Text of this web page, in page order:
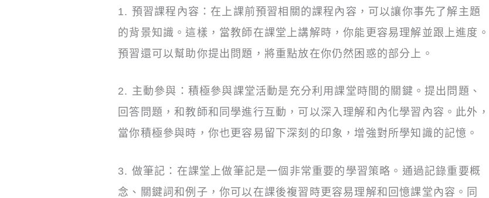
1. 預習課程內容：在上課前預習相關的課程內容，可以讓你事先了解主題
的背景知識。這樣，當教師在課堂上講解時，你能更容易理解並跟上進度。
預習還可以幫助你提出問題，將重點放在你仍然困惑的部分上。
2. 主動參與：積極參與課堂活動是充分利用課堂時間的關鍵。提出問題、
回答問題，和教師和同學進行互動，可以深入理解和內化學習內容。此外，
當你積極參與時，你也更容易留下深刻的印象，增強對所學知識的記憶。
3. 做筆記：在課堂上做筆記是一個非常重要的學習策略。通過記錄重要概
念、關鍵詞和例子，你可以在課後複習時更容易理解和回憶課堂內容。同